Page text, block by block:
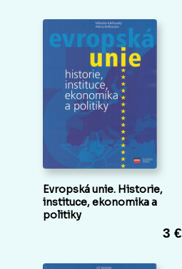
Evropská unie. Historie,
instituce, ekonomika a
politiky
3 €